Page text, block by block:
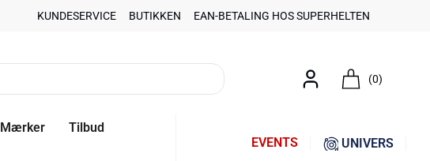
KUNDESERVICE BUTIKKEN EAN-BETALING HOS SUPERHELTEN
(0)
Mærker
Tilbud
EVENTS UNIVERS